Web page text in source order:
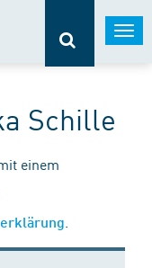
Schille
einem